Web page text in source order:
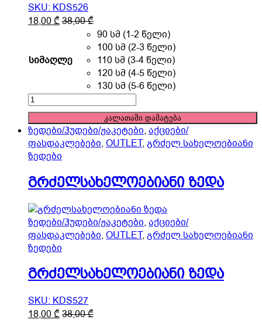
SKU: KDS526
18,00₾38,00₾This
product
has
multiple
variants.
The
options
may
be
chosen
on
product
page
სიმაღლე
90 სმ (1-2 წელი)
100 სმ (2-3 წელი)
110 სმ (3-4 წელი)
120 სმ (4-5 წელი)
130 სმ (5-6 წელი)
გრძელსახელოებიანი
ზედა
quantity
კალათაში დამატება
ზედები/ჰუდები/ჟაკეტები, აქციები/
ფასდაკლებები, OUTLET, გრძელ სახელოებიანი
ზედები
გრძელსახელოებიანი ზედა
ზედები/ჰუდები/ჟაკეტები, აქციები/
ფასდაკლებები, OUTLET, გრძელ სახელოებიანი
ზედები
გრძელსახელოებიანი ზედა
SKU: KDS527
18,00₾38,00₾This